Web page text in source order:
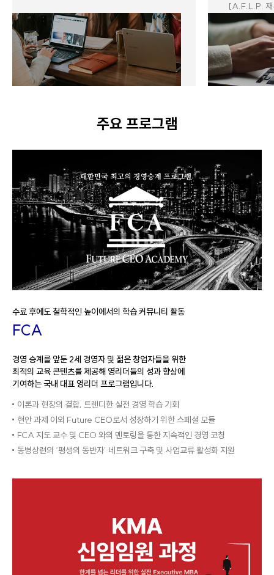
[A.F.L.P. 재
AI, 개인이
[N.E.X.T.
국내 최고의
[부산 하계
주요 프로그램
수료 후에도 철학적인 높이에서의 학습 커뮤니티 활동
FCA
경영 승계를 앞둔 2세 경영자 및 젊은 창업자들을 위한
최적의 교육 콘텐츠를 제공해 영리더들의 성과 향상에
기여하는 국내 대표 영리더 프로그램입니다.
이론과 현장의 결합, 트렌디한 실전 경영 학습 기회
현안 과제 이외 Future CEO로서 성장하기 위한 스페셜 모듈
FCA 지도 교수 및 CEO 와의 멘토링을 통한 지속적인 경영 코칭
동병상련의 ‘평생의 동반자’ 네트워크 구축 및 사업교류 활성화 지원